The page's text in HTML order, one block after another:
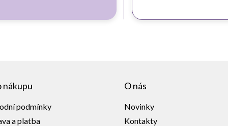
nákupu
podmínky
a platba
O nás
Novinky
Kontakty